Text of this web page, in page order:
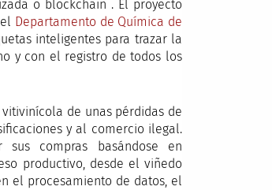
o blockchain . El proyecto
Departamento de Química de
inteligentes para trazar la
y con el registro de todos los
de unas pérdidas de
y al comercio ilegal.
compras basándose en
productivo, desde el viñedo
el procesamiento de datos, el